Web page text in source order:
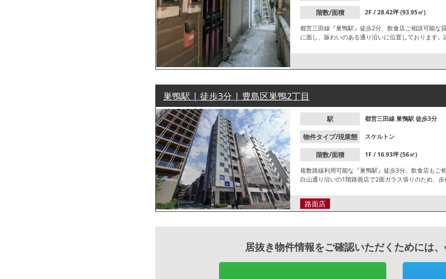
階数/面積
2F / 28.42坪 (93.95㎡)
都営三田線『巣鴨駅』徒歩2分、飲食店ご相談可能な
に面し、賑わいのある通り沿いに位置しております
巣鴨駅 | 徒歩3分 | 豊島区巣鴨2丁目
駅 都営三田線巣鴨駅徒歩3分
物件タイプ/現業態 スケルトン
階数/面積
1F / 16.93坪 (56㎡)
複数路線利用可能な『巣鴨駅』徒歩3分、飲食店も
白山通り沿いの1階路面店で2面ガラス張りのため、
路面店
居抜き物件情報をご確認いただくためには